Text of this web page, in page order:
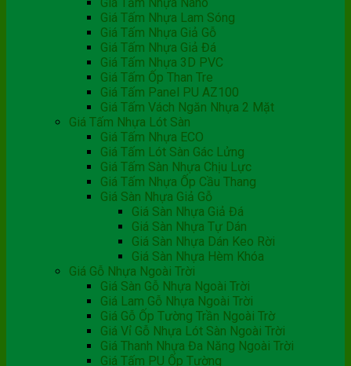
Giá Tấm Nhựa Lam Sóng
Giá Tấm Nhựa Giả Gỗ
Giá Tấm Nhựa Giả Đá
Giá Tấm Nhựa 3D PVC
Giá Tấm Ốp Than Tre
Giá Tấm Panel PU AZ100
Giá Tấm Vách Ngăn Nhựa 2 Mặt
Giá Tấm Nhựa Lót Sàn
Giá Tấm Nhựa ECO
Giá Tấm Lót Sàn Gác Lửng
Giá Tấm Sàn Nhựa Chịu Lực
Giá Tấm Nhựa Ốp Cầu Thang
Giá Sàn Nhựa Giả Gỗ
Giá Sàn Nhựa Giả Đá
Giá Sàn Nhựa Tự Dán
Giá Sàn Nhựa Dán Keo Rời
Giá Sàn Nhựa Hèm Khóa
Giá Gỗ Nhựa Ngoài Trời
Giá Sàn Gỗ Nhựa Ngoài Trời
Giá Lam Gỗ Nhựa Ngoài Trời
Giá Gỗ Ốp Tường Trần Ngoài Trờ
Giá Vỉ Gỗ Nhựa Lót Sàn Ngoài Trời
Giá Thanh Nhựa Đa Năng Ngoài Trời
Giá Tấm PU Ốp Tường